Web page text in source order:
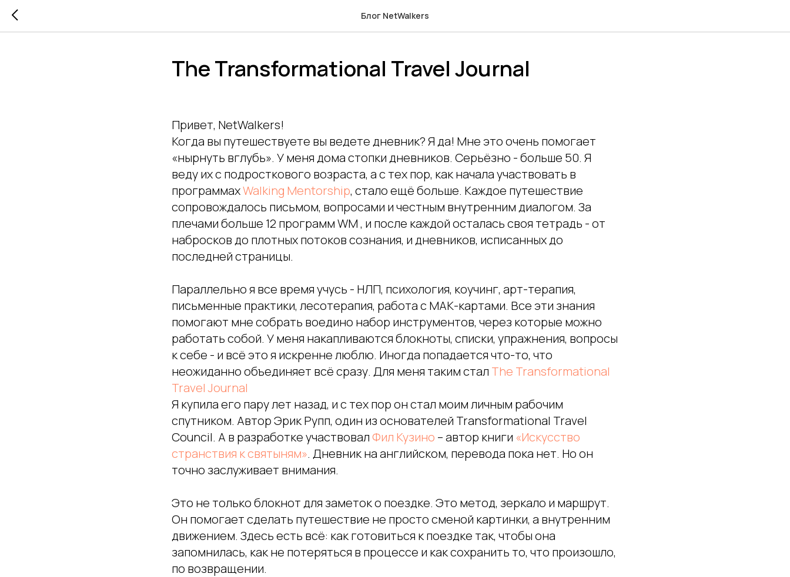
Блог NetWalkers
The Transformational Travel Journal
Привет, NetWalkers!
Когда вы путешествуете вы ведете дневник? Я да! Мне это очень помогает
«нырнуть вглубь». У меня дома стопки дневников. Серьёзно - больше 50. Я
веду их с подросткового возраста, а с тех пор, как начала участвовать в
программахWalking Mentorship, стало ещё больше. Каждое путешествие
сопровождалось письмом, вопросами и честным внутренним диалогом. За
плечами больше 12 программ WM , и после каждой осталась своя тетрадь - от
набросков до плотных потоков сознания, и дневников, исписанных до
последней страницы.
Параллельно я все время учусь - НЛП, психология, коучинг, арт-терапия,
письменные практики, лесотерапия, работа с МАК-картами. Все эти знания
помогают мне собрать воедино набор инструментов, через которые можно
работать собой. У меня накапливаются блокноты, списки, упражнения, вопросы
к себе - и всё это я искренне люблю. Иногда попадается что-то, что
неожиданно объединяет всё сразу. Для меня таким стал The Transformational
Travel Journal
Я купила его пару лет назад, и с тех пор он стал моим личным рабочим
спутником. Автор Эрик Рупп, один из основателей Transformational Travel
Council. А в разработке участвовалФил Кузино – автор книги «Искусство
странствия к святыням». Дневник на английском, перевода пока нет. Но он
точно заслуживает внимания.
Это не только блокнот для заметок о поездке. Это метод, зеркало и маршрут.
Он помогает сделать путешествие не просто сменой картинки, а внутренним
движением. Здесь есть всё: как готовиться к поездке так, чтобы она
запомнилась, как не потеряться в процессе и как сохранить то, что произошло,
по возвращении.